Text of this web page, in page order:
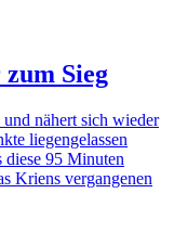
Sieg
nähert sich wieder
liegengelassen
95 Minuten
Kriens vergangenen